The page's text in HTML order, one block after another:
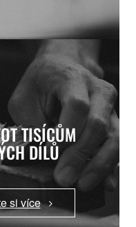
TISÍCŮM
DÍLŮ
si více